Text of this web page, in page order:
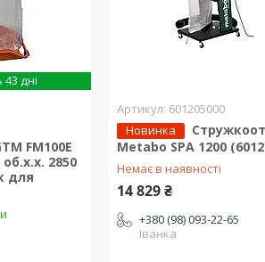
дні
FM100E
об.х.х. 2850
для
601205000
Новинка
Metabo SPA 1200
Немає в наявності
14 829 ₴
+380 (98) 093-22-65
Іванка